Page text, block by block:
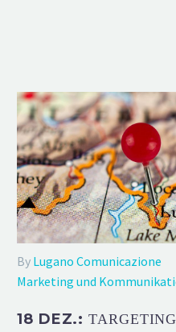
By Lugano Comunicazione
Marketing und
18 DEZ.: